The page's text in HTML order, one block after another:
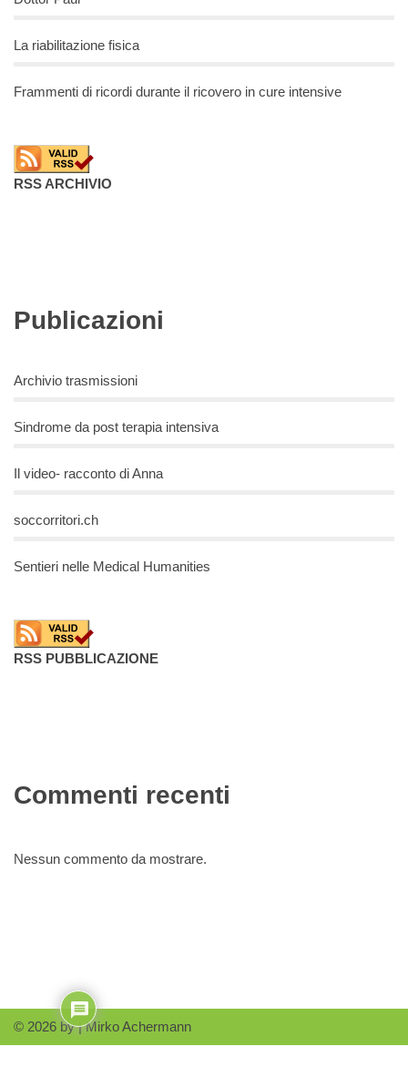
La riabilitazione fisica
Frammenti di ricordi durante il ricovero in cure intensive
RSS ARCHIVIO
Publicazioni
Archivio trasmissioni
Sindrome da post terapia intensiva
Il video- racconto di Anna
soccorritori.ch
Sentieri nelle Medical Humanities
RSS PUBBLICAZIONE
Commenti recenti
Nessun commento da mostrare.
© 2026 by |Mirko Achermann